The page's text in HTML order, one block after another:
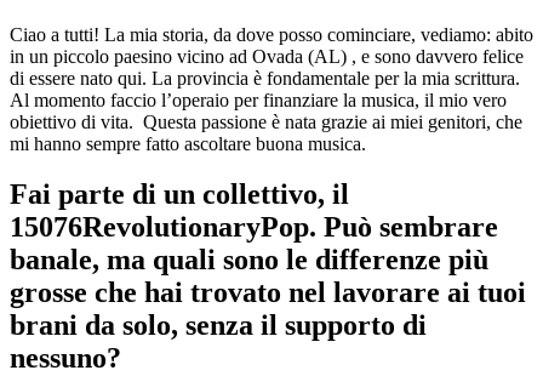
Ciao a tutti! La mia storia, da dove posso cominciare, vediamo: abito
in un piccolo paesino vicino ad Ovada (AL) , e sono davvero felice
di essere nato qui. La provincia è fondamentale per la mia scrittura.
Al momento faccio l’operaio per finanziare la musica, il mio vero
obiettivo di vita. Questa passione è nata grazie ai miei genitori, che
mi hanno sempre fatto ascoltare buona musica.
Fai parte di un collettivo, il
15076RevolutionaryPop. Può sembrare
banale, ma quali sono le differenze più
grosse che hai trovato nel lavorare ai tuoi
brani da solo, senza il supporto di
nessuno?